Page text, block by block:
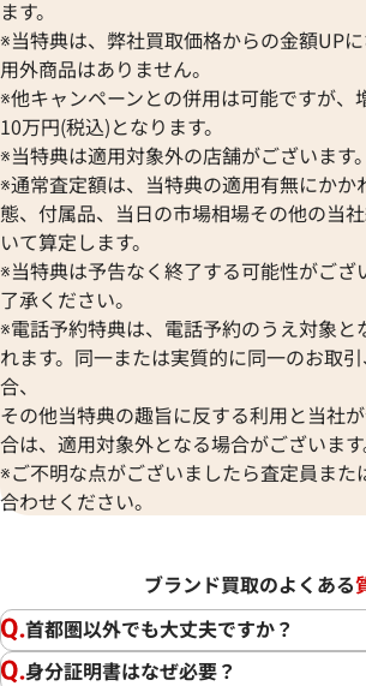
ます。
※当特典は、弊社買取価格からの金額UP
用外商品はありません。
※他キャンペーンとの併用は可能ですが、
10万円(税込)となります。
※当特典は適用対象外の店舗がございます。
※通常査定額は、当特典の適用有無にかか
態、付属品、当日の市場相場その他の当
いて算定します。
※当特典は予告なく終了する可能性がござ
了承ください。
※電話予約特典は、電話予約のうえ対象と
れます。同一または実質的に同一のお取
合、
その他当特典の趣旨に反する利用と当社
合は、適用対象外となる場合がございます
※ご不明な点がございましたら査定員また
合わせください。
ブランド買取のよくある
首都圏以外でも大丈夫ですか？
身分証明書はなぜ必要？